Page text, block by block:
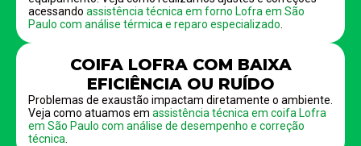
acessando assistência técnica em forno Lofra em São
Paulo com análise térmica e reparo especializado
COIFA LOFRA COM BAIXA
EFICIÊNCIA OU RUÍDO
Problemas de exaustão impactam diretamente o ambiente.
Veja como atuamos em assistência técnica em coifa Lofra
em São Paulo com análise de desempenho e correção
técnica